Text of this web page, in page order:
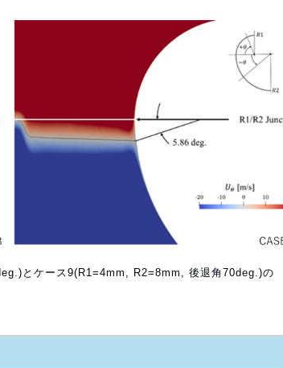
とケース9(R1=4mm, R2=8mm, 後退角70deg.)の